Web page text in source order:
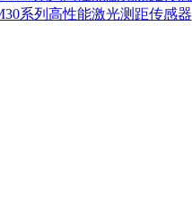
系列高性能激光测距传感器